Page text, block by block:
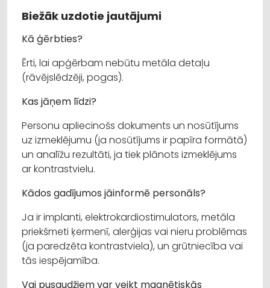
Biežāk uzdotie jautājumi
Kā ģērbties?
Ērti, lai apģērbam nebūtu metāla detaļu
(rāvējslēdzēji, pogas).
Kas jāņem līdzi?
Personu apliecinošs dokuments un nosūtījums
uz izmeklējumu (ja nosūtījums ir papīra formātā)
un analīžu rezultāti, ja tiek plānots izmeklējums
ar kontrastvielu.
Kādos gadījumos jāinformē personāls?
Ja ir implanti, elektrokardiostimulators, metāla
priekšmeti ķermenī, alerģijas vai nieru problēmas
(ja paredzēta kontrastviela), un grūtniecība vai
tās iespējamība.
Vai pusaudžiem var veikt magnētiskās